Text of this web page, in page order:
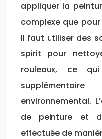
appliquer la
complexe que
Il faut utiliser des
spirit pour
rouleaux, ce
environnemental.
de peinture et
effectuée de